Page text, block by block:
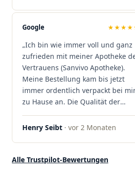
sind extrem zügig, was mir jedes
Mal viel Zeit spart. Man merkt,
Kundenzufriedenheit an erster
Stelle stehen. Vielen Dank an das
Team von Sanvivo – ich bin
rundum begeistert!"
Google
„Ich bin wie immer voll und ganz
zufrieden mit meiner Apotheke
Vertrauens (Sanvivo Apotheke).
Meine Bestellung kam bis jetzt
immer ordentlich verpackt bei
zu Hause an. Die Qualität der
Blüten ist auch immer auf einem
hohen Niveau, die Auswahl ist
ordentlich gelagert, ich hatte nur
Henry Seibt · vor 2 Monaten
Alle Trustpilot-Bewertungen